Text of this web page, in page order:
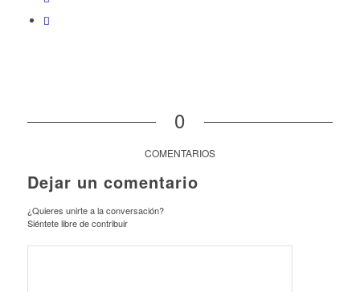
0
COMENTARIOS
Dejar un comentario
¿Quieres unirte a la conversación?
Siéntete libre de contribuir